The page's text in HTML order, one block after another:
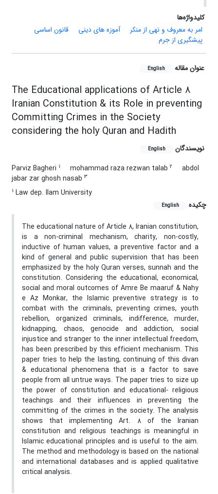
کلیدواژه‌ها
امر به معروف و نهی از منکر
آموزه های دینی
قانون اساسی
پیشگیری از جرم
عنوان مقاله English
The Educational applications of Article 8
Iranian Constitution & its Role in preventing
Committing Crimes in the Society
considering the holy Quran and Hadith
نویسندگان English
Parviz Bagheri 1 mohammad raza rezwan talab 2
abdol
jabar zar ghosh nasab 3
1 Law dep. Ilam University
چکیده
English
The educational nature of Article 8, Iranian constitution,
is a non-criminal mechanism, charity, non-costly,
inductive of human values, a preventive factor and a
kind of general and public supervision that has been
emphasized by the holy Quran verses, sunnah and the
constitution. Considering the educational, economical,
social and moral outcomes of Amre Be maaruf & Nahy
e Az Monkar, the Islamic preventive strategy is to
combat with the criminals, preventing crimes, youth
rebellion, organized criminals, indifference, murder,
kidnapping, chaos, genocide and addiction, social
injustice and stranger to the inner intellectual freedom,
has been prescribed by this efficient mechanism. This
paper tries to help the lasting, continuing of this divan
& educational phenomena that is a factor to save
people from all untrue ways. The paper tries to size up
the power of constitution and educational- religious
teachings and their influences in preventing the
committing of the crimes in the society. The analysis
shows that implementing Art. 8 of the Iranian
constitution and religious teachings is meaningful in
Islamic educational principles and is useful to the aim.
The method and methodology is based on the national
and international databases and is applied qualitative
critical analysis.